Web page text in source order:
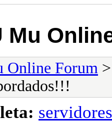
Mu
Forum